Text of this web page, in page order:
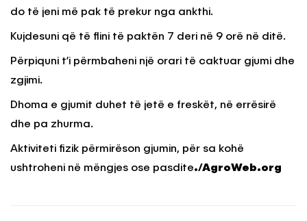
do të jeni më pak të prekur nga ankthi.
Kujdesuni që të flini të paktën 7 deri në 9 orë në ditë.
Përpiquni t’i përmbaheni një orari të caktuar gjumi dhe
zgjimi.
Dhoma e gjumit duhet të jetë e freskët, në errësirë
dhe pa zhurma.
Aktiviteti fizik përmirëson gjumin, për sa kohë
ushtroheni në mëngjes ose pasdite./AgroWeb.org